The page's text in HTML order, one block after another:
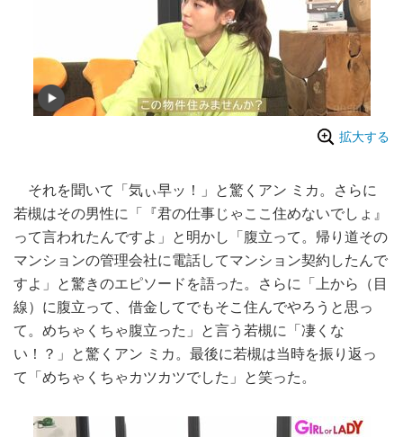
拡大する
それを聞いて「気ぃ早ッ！」と驚くアン ミカ。さらに
若槻はその男性に「『君の仕事じゃここ住めないでしょ』
って言われたんですよ」と明かし「腹立って。帰り道その
マンションの管理会社に電話してマンション契約したんで
すよ」と驚きのエピソードを語った。さらに「上から（目
線）に腹立って、借金してでもそこ住んでやろうと思っ
て。めちゃくちゃ腹立った」と言う若槻に「凄くな
い！？」と驚くアン ミカ。最後に若槻は当時を振り返っ
て「めちゃくちゃカツカツでした」と笑った。